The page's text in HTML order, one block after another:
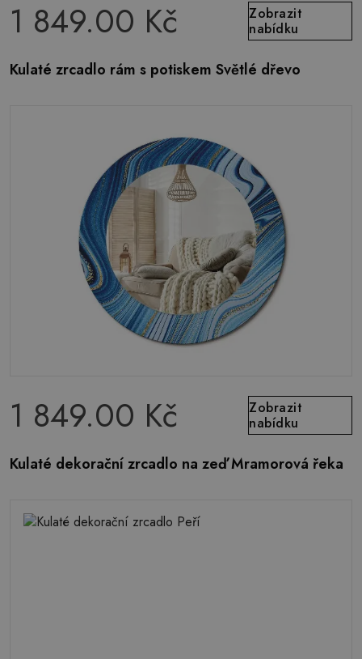
1 849.00 Kč
Zobrazit
nabídku
Kulaté zrcadlo rám s potiskem Světlé dřevo
1 849.00 Kč
Zobrazit
nabídku
Kulaté dekorační zrcadlo na zeď Mramorová řeka